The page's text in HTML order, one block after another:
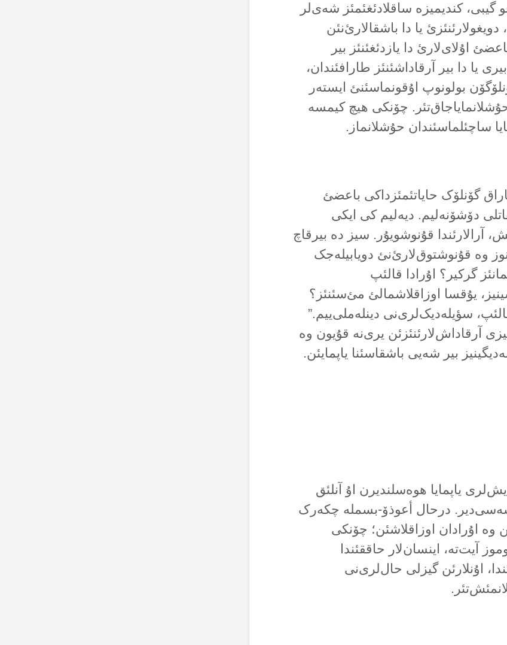
گیبی، کندیمیزە ساقلادئغئمئز شەی‌لر
یا دا باشقالارئ‌نئن
اۇلای‌لارئ دا یازدئغئنئز بیر
یا دا بیر آرقاداشئنئز طارافئندان،
بولونوپ اۇقونماسئنئ ایستەر
چۆنکی هیچ کیمسە
ساچئلماسئندان حۇشلانماز.
گۆنلۆک حایاتئمئزداکی باعضئ
دۆشۆنەلیم. دیەلیم کی ایکی
آرالارئندا قۇنوشویۇر. سیز دە بیرقاچ
وە قۇنوشتوق‌لارئ‌نئ دویابیلەجک
گرکیر؟ اۇرادا قالئپ
یۇقسا اوزاقلاشمالئ مئ‌سئنئز؟
سؤیلەدیک‌لری‌نی دینلەملی‌ییم.”
آرقاداش‌لارئنئزئن یری‌نە قۇیون وە
بیر شەیی باشقاسئنا یاپمایئن.
یاپمایا هوەسلندیرن اۇ آنلئق
درحال أعوذۆ-بسملە چکەرک
وە اۇرادان اوزاقلاشئن؛ چۆنکی
آیت‌تە، اینسان‌لار حاققئندا
اۇنلارئن گیزلی حال‌لری‌نی